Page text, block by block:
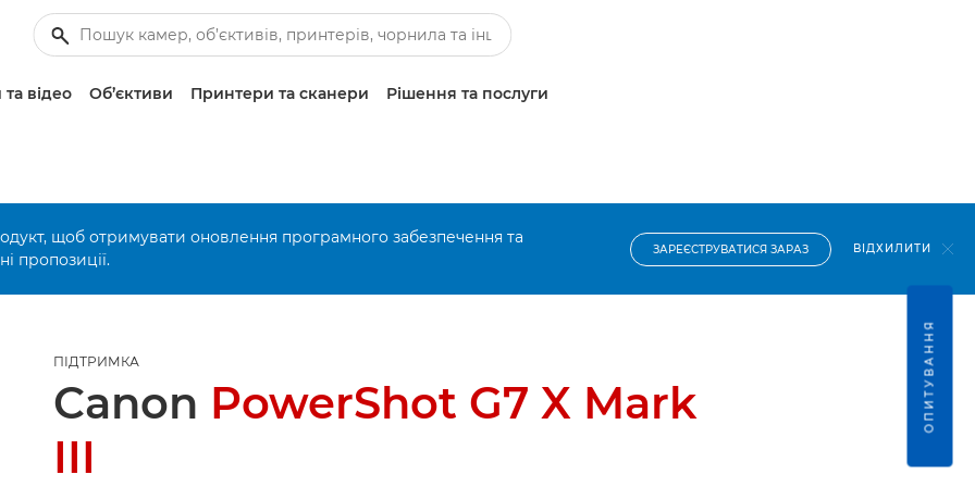
відео Об’єктиви Принтери та сканери Рішення та послуги
щоб отримувати оновлення програмного забезпечення та
пропозиції.
ЗАРЕЄСТРУВАТИСЯ ЗАРАЗ ВІДХИЛИТИ
ПІДТРИМКА
Canon PowerShot G7 X Mark
III
ОПИТУВАННЯ